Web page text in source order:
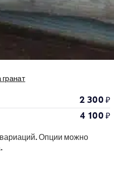
2 300₽
4 100₽
вариаций. Опции можно